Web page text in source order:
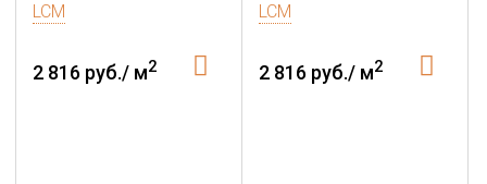
LCM
2 816 руб./ м2
LCM
2 816 руб./ м2